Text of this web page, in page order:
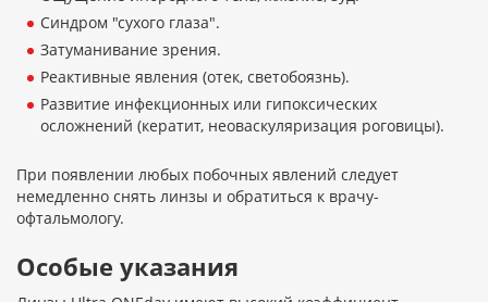
Синдром "сухого глаза".
Затуманивание зрения.
Реактивные явления (отек, светобоязнь).
Развитие инфекционных или гипоксических
осложнений (кератит, неоваскуляризация роговицы).
При появлении любых побочных явлений следует
немедленно снять линзы и обратиться к врачу-
офтальмологу.
Особые указания